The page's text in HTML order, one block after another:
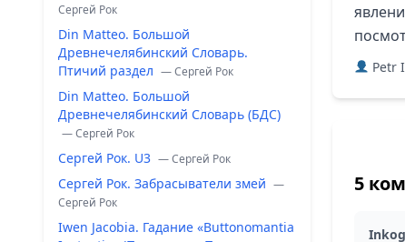
Сергей Рок
Din Matteo. Большой
Древнечелябинский Словарь.
Птичий раздел — Сергей Рок
Din Matteo. Большой
Древнечелябинский Словарь (БДС)
— Сергей Рок
Сергей Рок. U3 — Сергей Рок
Сергей Рок. Забрасыватели змей —
Сергей Рок
Iwen Jacobia. Гадание «Buttonomantia
Petr
5